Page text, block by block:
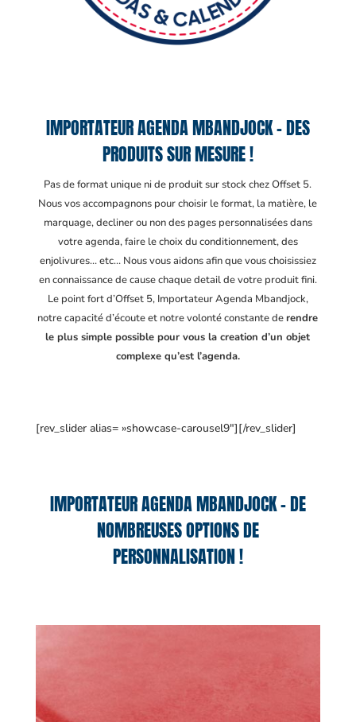
IMPORTATEUR AGENDA MBANDJOCK – DES
PRODUITS SUR MESURE !
Pas de format unique ni de produit sur stock chez Offset 5.
Nous vos accompagnons pour choisir le format, la matière, le
marquage, decliner ou non des pages personnalisées dans
votre agenda, faire le choix du conditionnement, des
enjolivures… etc… Nous vous aidons afin que vous choisissiez
en connaissance de cause chaque detail de votre produit fini.
Le point fort d’Offset 5, Importateur Agenda Mbandjock,
notre capacité d’écoute et notre volonté constante derendre
le plus simple possible pour vous la creation d’un objet
complexe qu’est l’agenda.
[rev_slider alias= »showcase-carousel9″][/rev_slider]
IMPORTATEUR AGENDA MBANDJOCK – DE
NOMBREUSES OPTIONS DE
PERSONNALISATION !